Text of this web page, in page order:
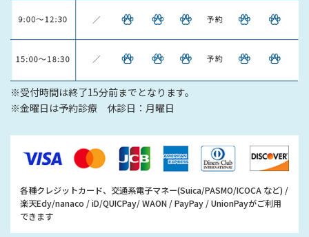
※受付時間は終了15分前までとなります。
※金曜日は予約診療 休診日：月曜日
各種クレジットカード、交通系電子マネー(Suica/PASMO/ICOCA など) /
楽天Edy/nanaco / iD/QUICPay/ WAON / PayPay / UnionPayがご利用
できます